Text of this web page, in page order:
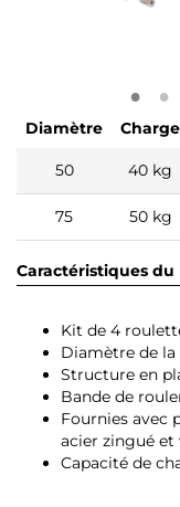
Diamètre Charge
50 40 kg
75 50 kg
Caractéristiques
Kit de 4
Diamètre de
Structure en
Bande de
Fournies avec
acier zingué
Capacité de